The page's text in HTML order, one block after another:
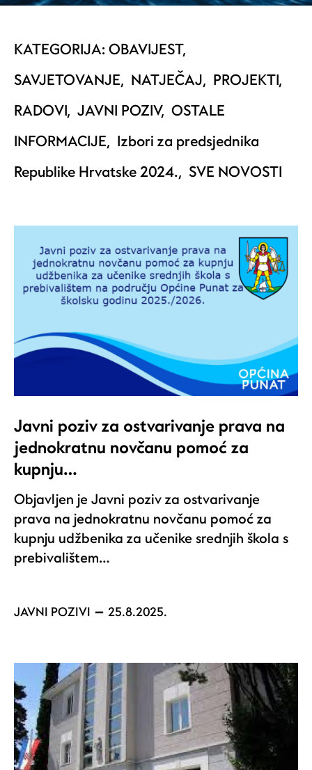
KATEGORIJA: OBAVIJEST,
SAVJETOVANJE, NATJEČAJ, PROJEKTI,
RADOVI, JAVNI POZIV, OSTALE
INFORMACIJE, Izbori za predsjednika
Republike Hrvatske 2024., SVE NOVOSTI
Javni poziv za ostvarivanje prava na
jednokratnu novčanu pomoć za
kupnju…
Objavljen je Javni poziv za ostvarivanje
prava na jednokratnu novčanu pomoć za
kupnju udžbenika za učenike srednjih škola s
prebivalištem…
JAVNI POZIVI 25.8.2025.